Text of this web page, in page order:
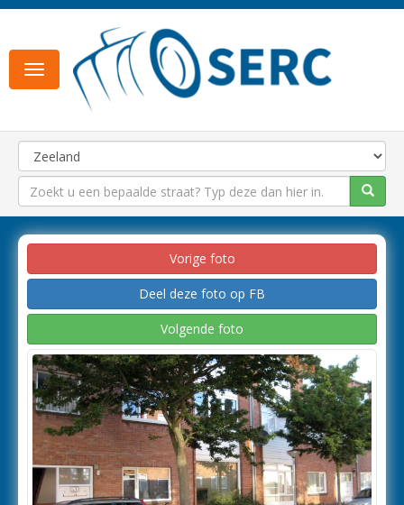
Toggle
navigation
Vorige foto
Deel deze foto op FB
Volgende foto